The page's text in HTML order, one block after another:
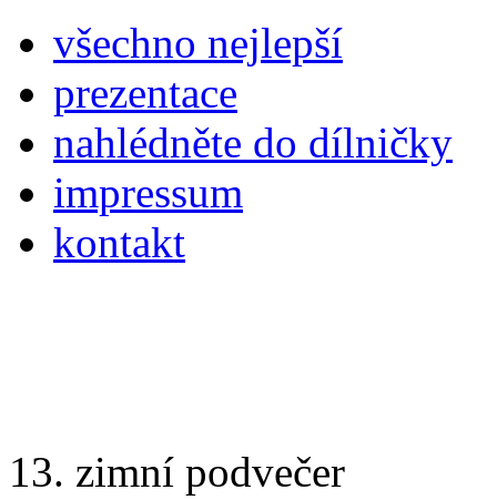
všechno nejlepší
prezentace
nahlédněte do dílničky
impressum
kontakt
13. zimní podvečer